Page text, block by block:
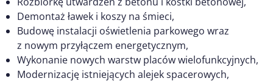
Demontaż ławek i koszy na śmieci,
Budowę instalacji oświetlenia parkowego wraz
z nowym przyłączem energetycznym,
Wykonanie nowych warstw placów wielofunkcyjnych,
Modernizację istniejących alejek spacerowych,